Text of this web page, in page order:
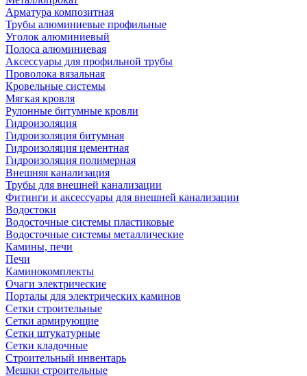
Арматура композитная
Трубы алюминиевые профильные
Уголок алюминиевый
Полоса алюминиевая
Аксессуары для профильной трубы
Проволока вязальная
Кровельные системы
Мягкая кровля
Рулонные битумные кровли
Гидроизоляция
Гидроизоляция битумная
Гидроизоляция цементная
Гидроизоляция полимерная
Внешняя канализация
Трубы для внешней канализации
Фитинги и аксессуары для внешней канализации
Водостоки
Водосточные системы пластиковые
Водосточные системы металлические
Камины, печи
Печи
Каминокомплекты
Очаги электрические
Порталы для электрических каминов
Сетки строительные
Сетки армирующие
Сетки штукатурные
Сетки кладочные
Строительный инвентарь
Мешки строительные